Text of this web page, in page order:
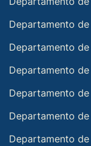
Departamento
Departamento
Departamento
Departamento
Departamento
Departamento de